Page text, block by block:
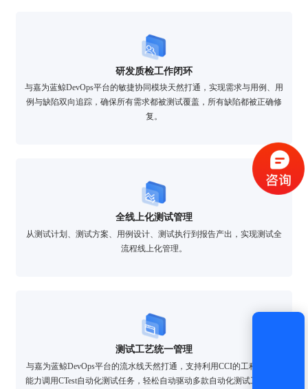
研发质检工作闭环
与嘉为蓝鲸DevOps平台的敏捷协同模块天然打通，实现需求与用例、用
例与缺陷双向追踪，确保所有需求都被测试覆盖，所有缺陷都被正确修
复。
全线上化测试管理
从测试计划、测试方案、用例设计、测试执行到报告产出，实现测试全
流程线上化管理。
测试工艺统一管理
与嘉为蓝鲸DevOps平台的流水线天然打通，支持利用CCI的工程自动化
能力调用CTest自动化测试任务，轻松自动驱动多款自动化测试工具，同
验证码登录 密码登录
获取验证码
登录